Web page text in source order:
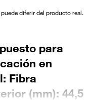
diferir del producto real.
para
en
Fibra
(mm): 44,5